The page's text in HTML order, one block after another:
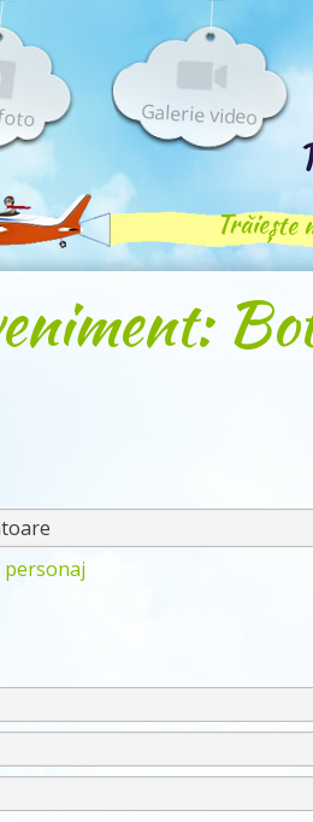
Galerie video
Trăiește
personaj